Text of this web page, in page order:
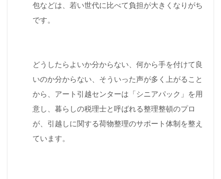
包などは、若い世代に比べて負担が大きくなりがち
です。
どうしたらよいか分からない、何から手を付けて良
いのか分からない、そういった声が多く上がること
から、アート引越センターは「シニアパック」を用
意し、暮らしの税理士と呼ばれる整理整頓のプロ
が、引越しに関する荷物整理のサポート体制を整え
ています。